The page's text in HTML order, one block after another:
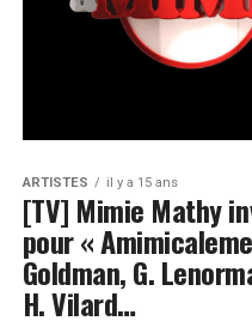
ARTISTES il y a 15 ans
[TV] Mimie Mathy
pour «
Goldman, G.
H. Vilard…